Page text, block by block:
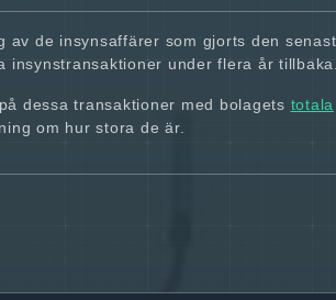
av de insynsaffärer som gjorts den
insynstransaktioner under flera år tillbaka.
dessa transaktioner med bolagets totala
om hur stora de är.